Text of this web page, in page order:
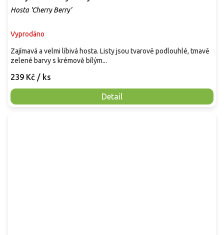
Hosta 'Cherry Berry'
Vyprodáno
239 Kč / ks
Detail
Zajímavá a velmi líbivá hosta. Listy jsou tvarově podlouhlé, tmavě
zelené barvy s krémově bílým...